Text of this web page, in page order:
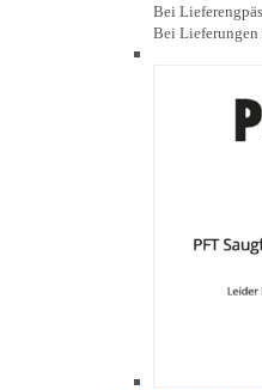
Bei
Bei Lieferungen